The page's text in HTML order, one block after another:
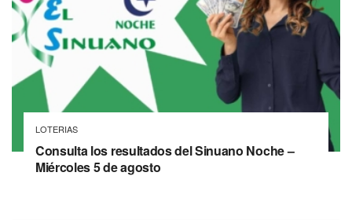
LOTERIAS
Consulta los resultados del Sinuano Noche –
Miércoles 5 de agosto